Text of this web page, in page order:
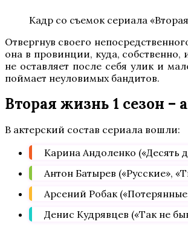
Кадр со съемок сериала
Отвергнув своего
она в провинции, куда, собственно,
не оставляет после себя улик и
поймает неуловимых бандитов.
Вторая жизнь 1 сезон –
В актерский состав сериала вошли:
Карина Андоленко («Десять
Антон Батырев («Русские»,
Арсений Робак
Денис Кудрявцев («Так не